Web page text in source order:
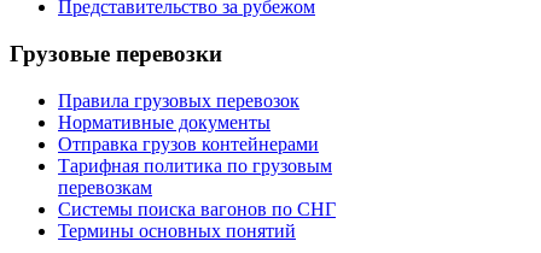
Представительство за рубежом
Грузовые перевозки
Правила грузовых перевозок
Нормативные документы
Отправка грузов контейнерами
Тарифная политика по грузовым
перевозкам
Системы поиска вагонов по СНГ
Термины основных понятий